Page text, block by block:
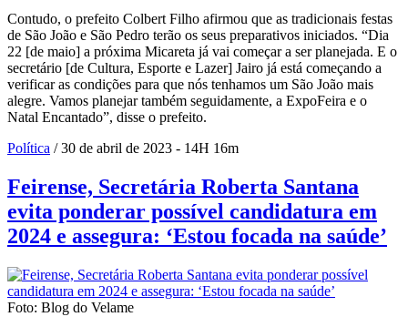
Contudo, o prefeito Colbert Filho afirmou que as tradicionais festas
de São João e São Pedro terão os seus preparativos iniciados. “Dia
22 [de maio] a próxima Micareta já vai começar a ser planejada. E o
secretário [de Cultura, Esporte e Lazer] Jairo já está começando a
verificar as condições para que nós tenhamos um São João mais
alegre. Vamos planejar também seguidamente, a ExpoFeira e o
Natal Encantado”, disse o prefeito.
Política / 30 de abril de 2023 - 14H 16m
Feirense, Secretária Roberta Santana
evita ponderar possível candidatura em
2024 e assegura: ‘Estou focada na saúde’
Foto: Blog do Velame